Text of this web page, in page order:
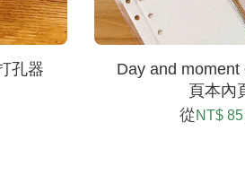
孔器
Day and moment
頁本內
從NT$ 85